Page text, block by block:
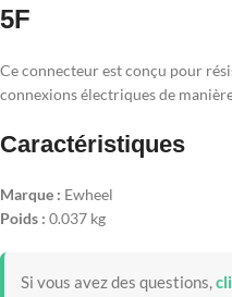
5F
Ce connecteur est conçu pour
connexions électriques de
Caractéristiques
Marque : Ewheel
Poids : 0.037 kg
Si vous avez des questions,